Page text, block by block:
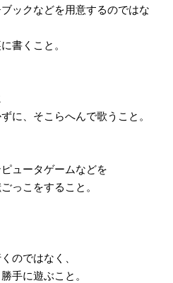
ックなどを用意するのではな
書くこと。
に、そこらへんで歌うこと。
ュータゲームなどを
っこをすること。
のではなく、
手に遊ぶこと。